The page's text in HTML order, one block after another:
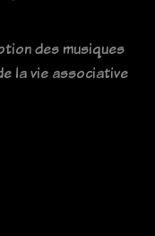
des musiques
la vie associative